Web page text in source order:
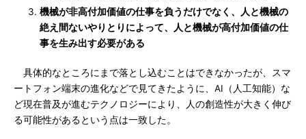
機械が非高付加価値の仕事を負うだけでなく、人と機械の
絶え間ないやりとりによって、人と機械が高付加価値の仕
事を生み出す必要がある
具体的なところにまで落とし込むことはできなかったが、スマ
ートフォン端末の進化などで見てきたように、AI（人工知能）な
ど現在普及が進むテクノロジーにより、人の創造性が大きく伸び
る可能性があるという点は一致した。